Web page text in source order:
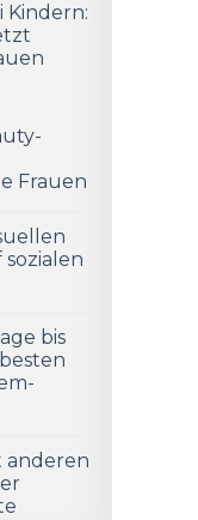
Kindern:
Frauen
bis
anderen